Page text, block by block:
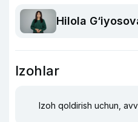
Hilola
Izohlar
Izoh qoldirish uchun,